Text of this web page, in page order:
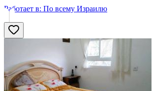
Работает в: По всему Израилю